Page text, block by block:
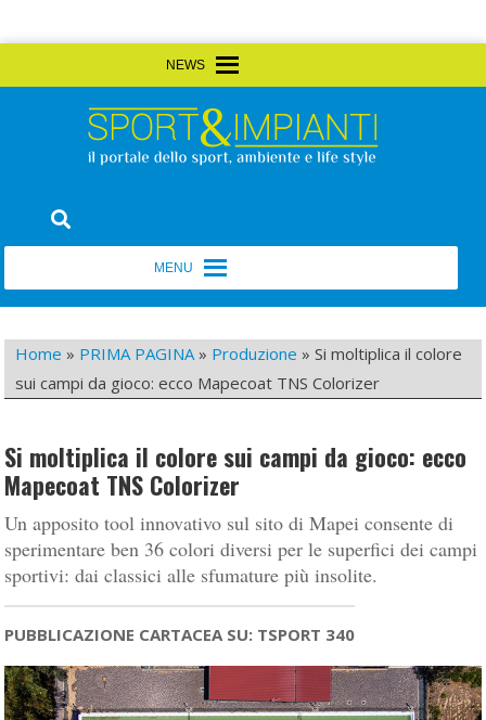
to
Sport&Impianti
Home » PRIMA PAGINA» Produzione »Si moltiplica il colore
sui campi da gioco: ecco Mapecoat TNS Colorizer
Si moltiplica il colore sui campi da gioco: ecco
Mapecoat TNS Colorizer
Un apposito tool innovativo sul sito di Mapei consente di
sperimentare ben 36 colori diversi per le superfici dei campi
sportivi: dai classici alle sfumature più insolite.
PUBBLICAZIONE CARTACEA SU: TSPORT 340